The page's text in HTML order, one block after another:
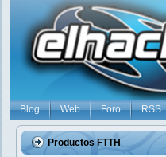
Blog Web Foro RSS
Productos FTTH